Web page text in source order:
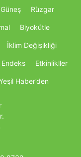
Güneş Rüzgar
Biyokütle
İklim Değişikliği
Endeks Etkinlikller
Haber’den